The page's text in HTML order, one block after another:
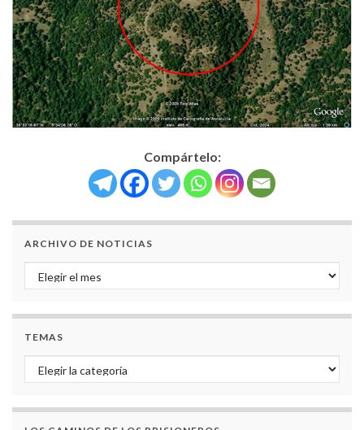
Compártelo:
ARCHIVO DE NOTICIAS
Archivo de noticias
TEMAS
Temas